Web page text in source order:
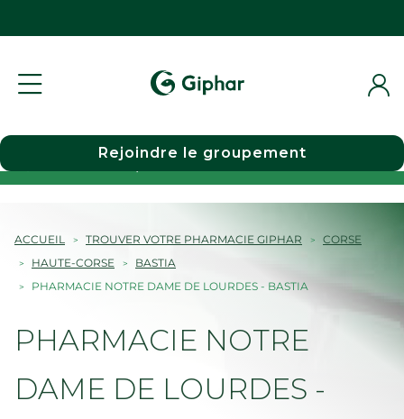
Choisir une pharmacie
Rejoindre le groupement
ACCUEIL TROUVER VOTRE PHARMACIE GIPHAR
CORSE
HAUTE-CORSE
BASTIA
PHARMACIE NOTRE DAME DE LOURDES - BASTIA
PHARMACIE NOTRE
DAME DE LOURDES -